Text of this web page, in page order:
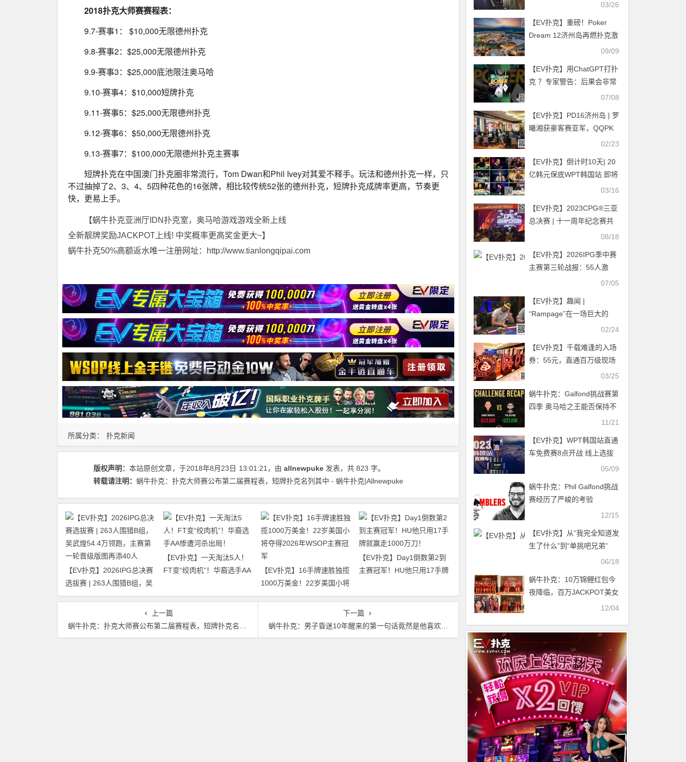
2018扑克大师赛赛程表：
9.7-赛事1： $10,000无限德州扑克
9.8-赛事2：$25,000无限德州扑克
9.9-赛事3：$25,000底池限注奥马哈
9.10-赛事4：$10,000短牌扑克
9.11-赛事5：$25,000无限德州扑克
9.12-赛事6：$50,000无限德州扑克
9.13-赛事7：$100,000无限德州扑克主赛事
短牌扑克在中国澳门扑克圈非常流行，Tom Dwan和Phil Ivey对其爱不释手。玩法和德州扑克一样，只
不过抽掉了2、3、4、5四种花色的16张牌，相比较传统52张的德州扑克，短牌扑克成牌率更高，节奏更
快，更易上手。
【蜗牛扑克亚洲厅IDN扑克室，奥马哈游戏游戏全新上线
全新靓牌奖励JACKPOT上线! 中奖概率更高奖金更大~】
蜗牛扑克50%高额返水唯一注册网址：http://www.tianlongqipai.com
所属分类： 扑克新闻
版权声明： 本站原创文章，于2018年8月23日 13:01:21 ，由 allnewpuke 发表，共 823 字。
转载请注明： 蜗牛扑克：扑克大师赛公布第二届赛程表，短牌扑克名列其中 - 蜗牛扑克|Allnewpuke
【EV扑克】2026IPG总决赛
选拔赛 | 263人围猎B组，吴
武煌54.4万领跑，主赛第一
【EV扑克】一天淘汰5人！
FT变“绞肉机”！华裔选手AA
【EV扑克】16手牌速胜独揽
1000万美金！22岁美国小将
夺得2026年WSOP主赛冠军
【EV扑克】Day1倒数第2到
主赛冠军！HU他只用17手牌
上一篇
蜗牛扑克：扑克大师赛公布第二届赛程表，短牌扑克名列其中
下一篇
蜗牛扑克：男子昏迷10年醒来的第一句话竟然是他喜欢的牌手现状如何？
03/26
【EV扑克】重磅！Poker
Dream 12济州岛再燃扑克激
情，传奇大咖金秋相聚济09/09
【EV扑克】用ChatGPT打扑
克 ？专家警告：后果会非常
07/08
【EV扑克】PD16济州岛 | 罗
曦湘获豪客赛亚军，QQPK
中国战队朱泾轩领跑主赛事
02/23
【EV扑克】倒计时10天| 20
亿韩元保底WPT韩国站 即将
03/16
【EV扑克】2023CPG®三亚
总决赛 | 十一周年纪念赛共
919人次参赛158人晋级，尹
轮B组
08/18
【EV扑克】2026IPG季中赛
主赛第三轮战报：55人激
战，10人晋级，孙骏伟418
07/05
【EV扑克】趣闻 |
“Rampage”在一场巨大的
bad beat后输掉六位数，随
02/24
【EV扑克】千载难逢的入场
券：55元，直通百万级现场
锦标赛，改写你的扑克人生
03/25
蜗牛扑克：Galfond挑战赛第
四季 奥马哈之王能否保持不
11/21
【EV扑克】WPT韩国站直通
车免费赛8点开战 线上选拔
05/09
蜗牛扑克：Phil Galfond挑战
赛经历了严峻的考验
12/15
【EV扑克】从“我完全知道发
生了什么”到“单挑吧兄弟”
——WSOP大盲弃牌争议全
06/18
蜗牛扑克：10万锦鲤红包今
夜降临，百万JACKPOT美女
12/04